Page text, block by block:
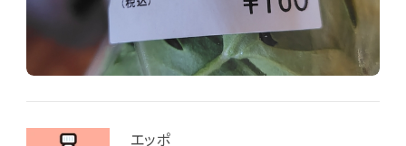
エッポ